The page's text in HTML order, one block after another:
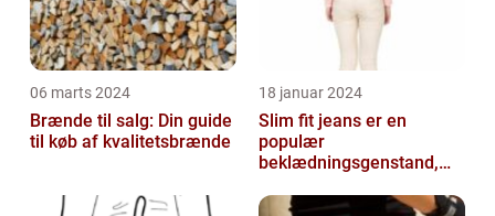
06 marts 2024
Brænde til salg: Din guide
til køb af kvalitetsbrænde
18 januar 2024
Slim fit jeans er en
populær
beklædningsgenstand,
piger verden over